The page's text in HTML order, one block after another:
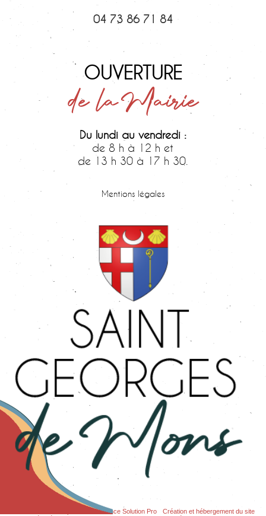
04 73 86 71 84
OUVERTURE
de la Mairie
Du lundi au vendredi :
de 8 h à 12 h et
de 13 h 30 à 17 h 30.
Mentions légales
Site commercialisé par Centre France Solution Pro
Création et hébergement du site